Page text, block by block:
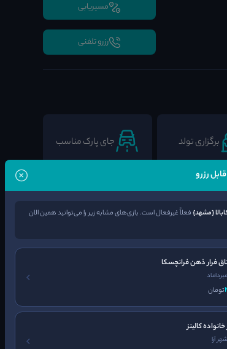
مسیریابی
رزرو تلفنی
برگزاری تولد جای پارک مناسب
رزرو
{مشهد}فعلاً غیرفعال است. بازی‌های مشابه زیر را می‌توانید همین الان
فرار ذهن فرانچسکا
تومان
کالینز
آرا